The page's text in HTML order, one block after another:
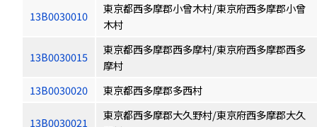
13B0030010
東京都西多摩郡小曾木村/東京府西多摩郡小曾
木村
13B0030015
東京都西多摩郡西多摩村/東京府西多摩郡西多
摩村
13B0030020
東京都西多摩郡多西村
13B0030021
東京都西多摩郡大久野村/東京府西多摩郡大久